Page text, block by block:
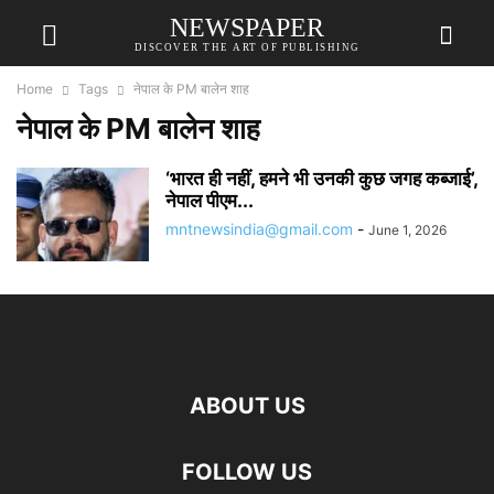
NEWSPAPER
DISCOVER THE ART OF PUBLISHING
Home Tags नेपाल के PM बालेन शाह
नेपाल के PM बालेन शाह
‘भारत ही नहीं, हमने भी उनकी कुछ जगह कब्जाई’,
नेपाल पीएम...
mntnewsindia@gmail.com - June 1, 2026
ABOUT US
FOLLOW US